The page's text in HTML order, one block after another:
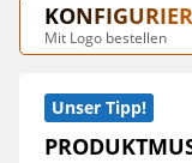
Mit Logo bestellen
Unser Tipp!